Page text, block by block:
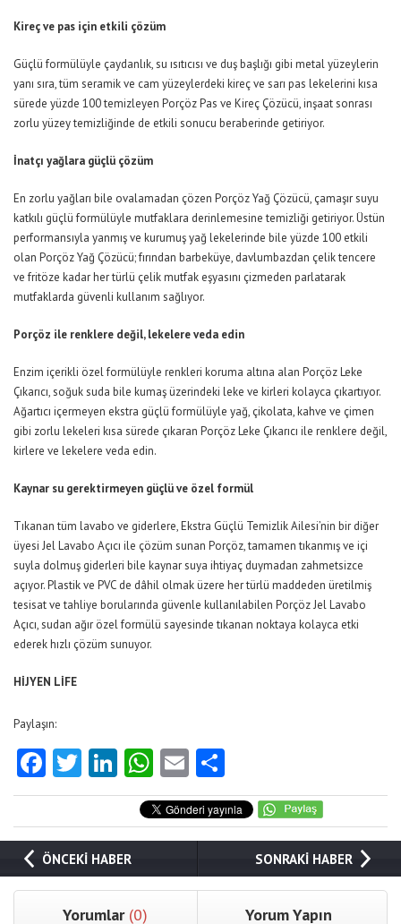
Kireç ve pas için etkili çözüm
Güçlü formülüyle çaydanlık, su ısıtıcısı ve duş başlığı gibi metal yüzeylerin
yanı sıra, tüm seramik ve cam yüzeylerdeki kireç ve sarı pas lekelerini kısa
sürede yüzde 100 temizleyen Porçöz Pas ve Kireç Çözücü, inşaat sonrası
zorlu yüzey temizliğinde de etkili sonucu beraberinde getiriyor.
İnatçı yağlara güçlü çözüm
En zorlu yağları bile ovalamadan çözen Porçöz Yağ Çözücü, çamaşır suyu
katkılı güçlü formülüyle mutfaklara derinlemesine temizliği getiriyor. Üstün
performansıyla yanmış ve kurumuş yağ lekelerinde bile yüzde 100 etkili
olan Porçöz Yağ Çözücü; fırından barbeküye, davlumbazdan çelik tencere
ve fritöze kadar her türlü çelik mutfak eşyasını çizmeden parlatarak
mutfaklarda güvenli kullanım sağlıyor.
Porçöz ile renklere değil, lekelere veda edin
Enzim içerikli özel formülüyle renkleri koruma altına alan Porçöz Leke
Çıkarıcı, soğuk suda bile kumaş üzerindeki leke ve kirleri kolayca çıkartıyor.
Ağartıcı içermeyen ekstra güçlü formülüyle yağ, çikolata, kahve ve çimen
gibi zorlu lekeleri kısa sürede çıkaran Porçöz Leke Çıkarıcı ile renklere değil,
kirlere ve lekelere veda edin.
Kaynar su gerektirmeyen güçlü ve özel formül
Tıkanan tüm lavabo ve giderlere, Ekstra Güçlü Temizlik Ailesi’nin bir diğer
üyesi Jel Lavabo Açıcı ile çözüm sunan Porçöz, tamamen tıkanmış ve içi
suyla dolmuş giderleri bile kaynar suya ihtiyaç duymadan zahmetsizce
açıyor. Plastik ve PVC de dâhil olmak üzere her türlü maddeden üretilmiş
tesisat ve tahliye borularında güvenle kullanılabilen Porçöz Jel Lavabo
Açıcı, sudan ağır özel formülü sayesinde tıkanan noktaya kolayca etki
ederek hızlı çözüm sunuyor.
HİJYEN LİFE
Paylaşın:
Facebook
Twitter
LinkedIn
WhatsApp
Email
ÖNCEKİ HABER SONRAKİ HABER
Yorumlar (0) Yorum Yapın